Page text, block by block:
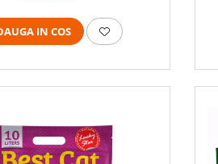
IN COS